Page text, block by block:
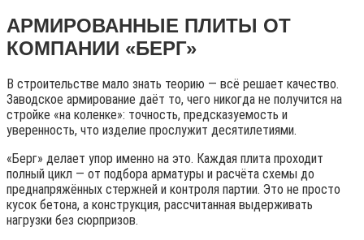
АРМИРОВАННЫЕ ПЛИТЫ ОТ
КОМПАНИИ «БЕРГ»
В строительстве мало знать теорию — всё решает качество.
Заводское армирование даёт то, чего никогда не получится на
стройке «на коленке»: точность, предсказуемость и
уверенность, что изделие прослужит десятилетиями.
«Берг» делает упор именно на это. Каждая плита проходит
полный цикл — от подбора арматуры и расчёта схемы до
преднапряжённых стержней и контроля партии. Это не просто
кусок бетона, а конструкция, рассчитанная выдерживать
нагрузки без сюрпризов.